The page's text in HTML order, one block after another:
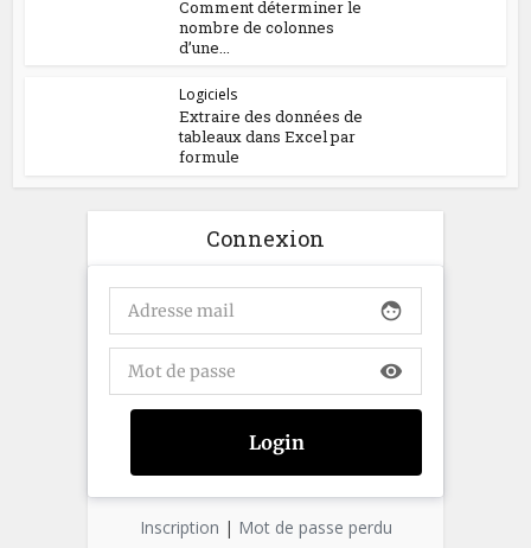
Comment déterminer le
nombre de colonnes
d’une...
Logiciels
Extraire des données de
tableaux dans Excel par
formule
Connexion
face
visibility
Inscription | Mot de passe perdu